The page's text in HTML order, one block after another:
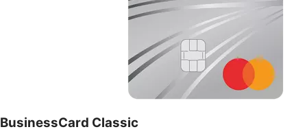
BusinessCard Classic